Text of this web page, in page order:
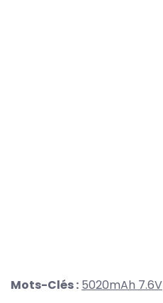
Mots-Clés : 5020mAh 7.6V